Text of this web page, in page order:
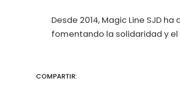
Desde 2014, Magic Line SJD
fomentando la solidaridad y
COMPARTIR: